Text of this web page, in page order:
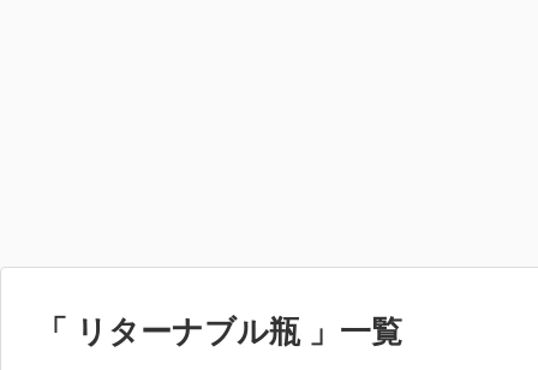
「 リターナブル瓶 」一覧